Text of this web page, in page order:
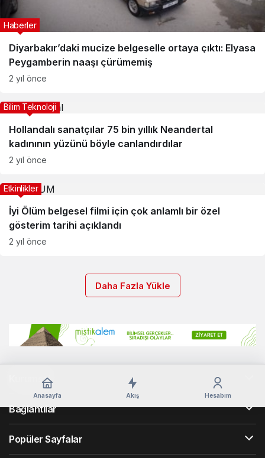
Diyarbakır’daki mucize belgeselle ortaya çıktı: Elyasa
Peygamberin naaşı çürümemiş
Haberler
2 yıl önce
Hollandalı sanatçılar 75 bin yıllık Neandertal
kadınının yüzünü böyle canlandırdılar
Bilim Teknoloji
2 yıl önce
İyi Ölüm belgesel filmi için çok anlamlı bir özel
gösterim tarihi açıklandı
Etkinlikler
2 yıl önce
Daha Fazla Yükle
Anasayfa Akış Hesabım
Kurumsal
Bağlantılar
Popüler Sayfalar